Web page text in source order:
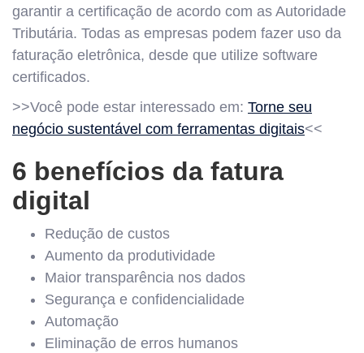
garantir a certificação de acordo com as Autoridade
Tributária. Todas as empresas podem fazer uso da
faturação eletrônica, desde que utilize software
certificados.
>>Você pode estar interessado em: Torne seu
negócio sustentável com ferramentas digitais<<
6 benefícios da fatura
digital
Redução de custos
Aumento da produtividade
Maior transparência nos dados
Segurança e confidencialidade
Automação
Eliminação de erros humanos